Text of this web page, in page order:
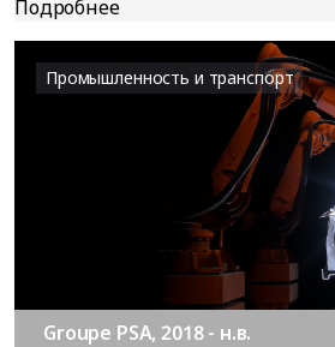
Промышленность и транспорт
Groupe PSA, 2018 - н.в.